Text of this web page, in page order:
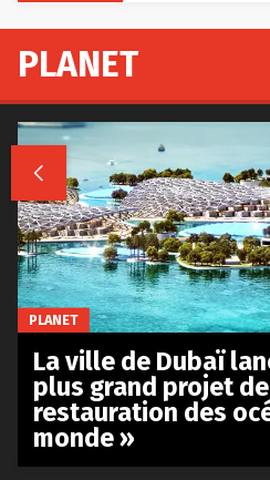
PLANET

PLANET
La ville de Dubaï
plus grand projet de
restauration des
monde »